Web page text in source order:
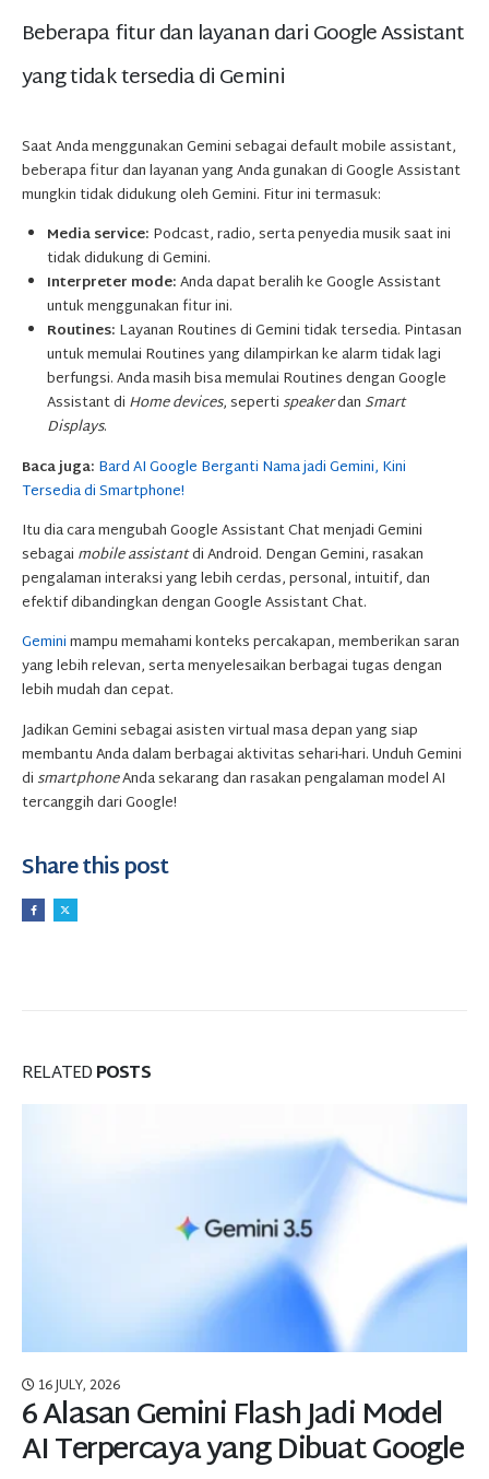
Beberapa fitur dan layanan dari Google Assistant
yang tidak tersedia di Gemini
Saat Anda menggunakan Gemini sebagai default mobile assistant,
beberapa fitur dan layanan yang Anda gunakan di Google Assistant
mungkin tidak didukung oleh Gemini. Fitur ini termasuk:
Media service: Podcast, radio, serta penyedia musik saat ini
tidak didukung di Gemini.
Interpreter mode:Anda dapat beralih ke Google Assistant
untuk menggunakan fitur ini.
Routines: Layanan Routines di Gemini tidak tersedia. Pintasan
untuk memulai Routines yang dilampirkan ke alarm tidak lagi
berfungsi. Anda masih bisa memulai Routines dengan Google
Assistant di Home devices, seperti speakerdan Smart
Displays.
Baca juga: Bard AI Google Berganti Nama jadi Gemini, Kini
Tersedia di Smartphone!
Itu dia cara mengubah Google Assistant Chat menjadi Gemini
sebagai mobile assistantdi Android. Dengan Gemini, rasakan
pengalaman interaksi yang lebih cerdas, personal, intuitif, dan
efektif dibandingkan dengan Google Assistant Chat.
Geminimampu memahami konteks percakapan, memberikan saran
yang lebih relevan, serta menyelesaikan berbagai tugas dengan
lebih mudah dan cepat.
Jadikan Gemini sebagai asisten virtual masa depan yang siap
membantu Anda dalam berbagai aktivitas sehari-hari. Unduh Gemini
di smartphoneAnda sekarang dan rasakan pengalaman model AI
tercanggih dari Google!
Share this post
RELATEDPOSTS
16 JULY, 2026
6 Alasan Gemini Flash Jadi Model
AI Terpercaya yang Dibuat Google